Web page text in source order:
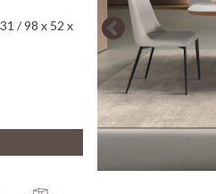
/ 98 x 52 x